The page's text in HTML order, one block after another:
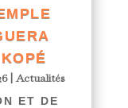
|Actualités
ET DE